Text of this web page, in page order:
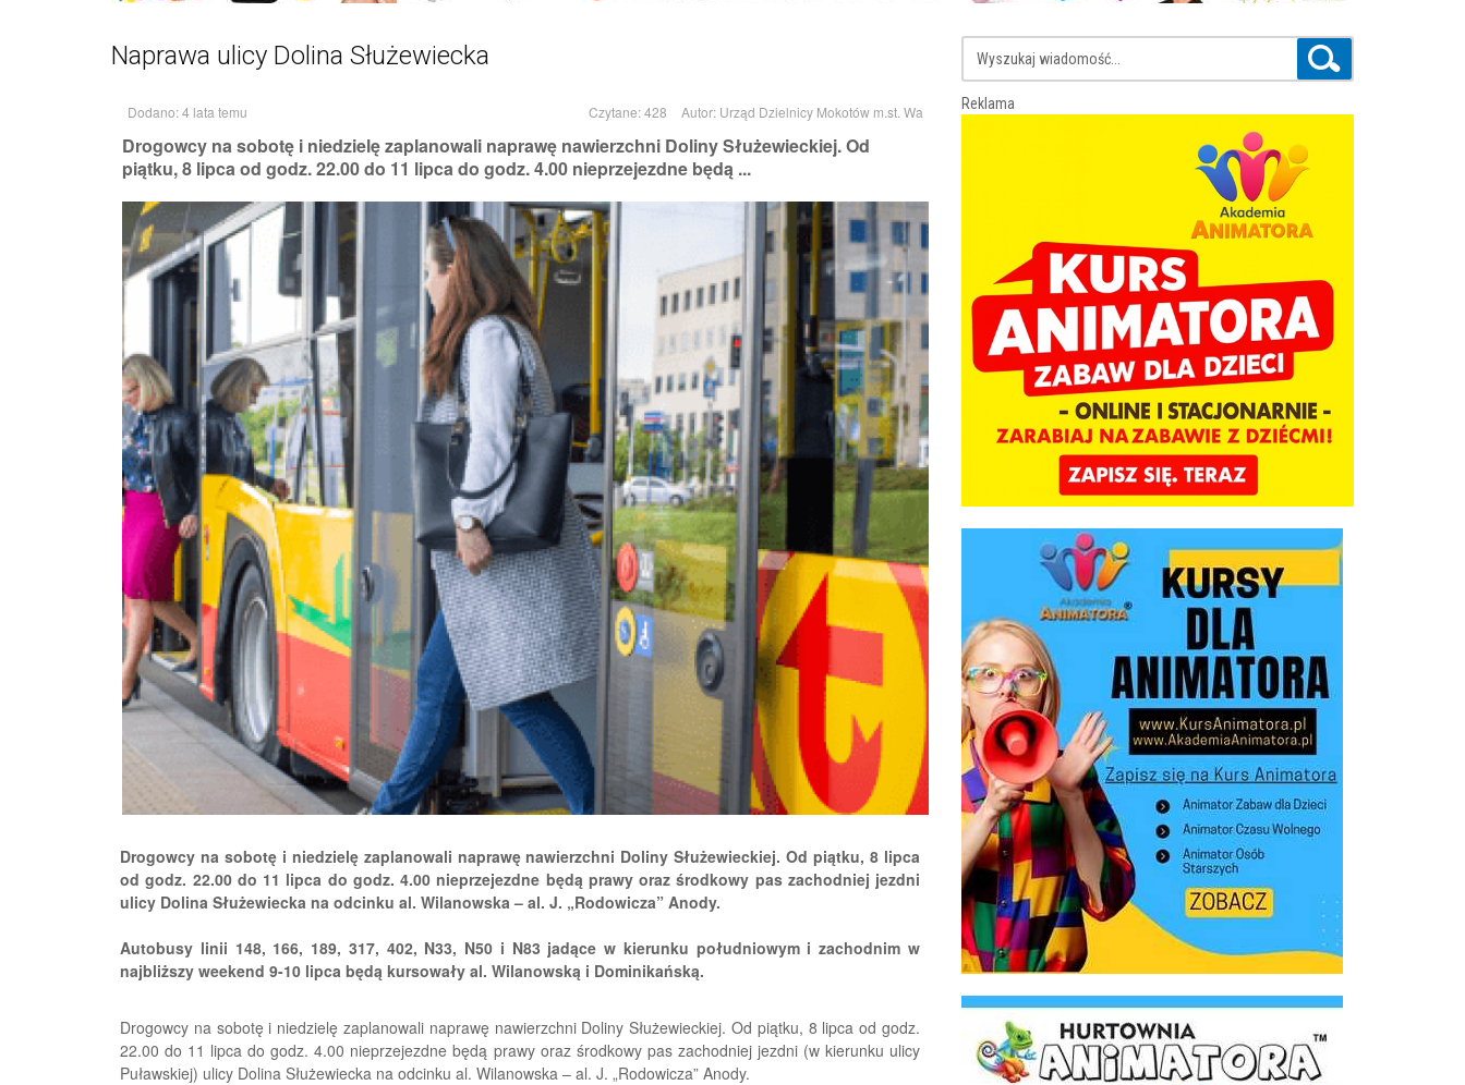
Naprawa ulicy Dolina Służewiecka
Dodano: 4 lata temu Czytane: 428 Autor: Urząd Dzielnicy Mokotów m.st. Wa
Drogowcy na sobotę i niedzielę zaplanowali naprawę nawierzchni Doliny Służewieckiej. Od
piątku, 8 lipca od godz. 22.00 do 11 lipca do godz. 4.00 nieprzejezdne będą ...
Drogowcy na sobotę i niedzielę zaplanowali naprawę nawierzchni Doliny Służewieckiej. Od piątku, 8 lipca
od godz. 22.00 do 11 lipca do godz. 4.00 nieprzejezdne będą prawy oraz środkowy pas zachodniej jezdni
ulicy Dolina Służewiecka na odcinku al. Wilanowska – al. J. „Rodowicza” Anody.
Autobusy linii 148, 166, 189, 317, 402, N33, N50 i N83 jadące w kierunku południowym i zachodnim w
najbliższy weekend 9-10 lipca będą kursowały al. Wilanowską i Dominikańską.
Drogowcy na sobotę i niedzielę zaplanowali naprawę nawierzchni Doliny Służewieckiej. Od piątku, 8 lipca od godz.
22.00 do 11 lipca do godz. 4.00 nieprzejezdne będą prawy oraz środkowy pas zachodniej jezdni (w kierunku ulicy
Puławskiej) ulicy Dolina Służewiecka na odcinku al. Wilanowska – al. J. „Rodowicza” Anody.
Reklama